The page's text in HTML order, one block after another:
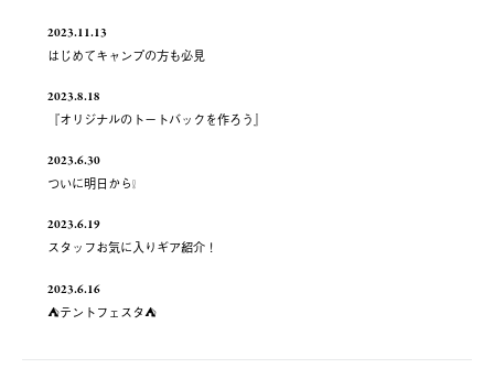
2023.11.13
はじめてキャンプの方も必見
2023.8.18
『オリジナルのトートバックを作ろう』
2023.6.30
ついに明日から❕
2023.6.19
スタッフお気に入りギア紹介！
2023.6.16
⛺️テントフェスタ⛺️